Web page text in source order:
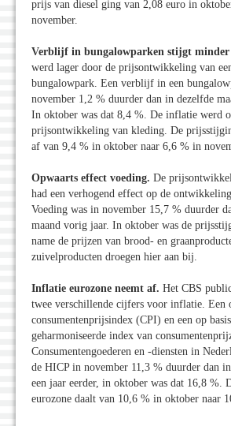
prijs van diesel ging van 2,08 euro in
november.
Verblijf in bungalowparken stijgt
werd lager door de prijsontwikkeling van
bungalowpark. Een verblijf in een
november 1,2 % duurder dan in dezelfde
In oktober was dat 8,4 %. De inflatie werd
prijsontwikkeling van kleding. De
af van 9,4 % in oktober naar 6,6 % in
Opwaarts effect voeding. De
had een verhogend effect op de
Voeding was in november 15,7 % duurder
maand vorig jaar. In oktober was de
name de prijzen van brood- en
zuivelproducten droegen hier aan bij.
Inflatie eurozone neemt af. Het CBS
twee verschillende cijfers voor inflatie. Een
consumentenprijsindex (CPI) en een op
geharmoniseerde index van
Consumentengoederen en -diensten in
de HICP in november 11,3 % duurder dan
een jaar eerder, in oktober was dat 16,8 %.
eurozone daalt van 10,6 % in oktober naar